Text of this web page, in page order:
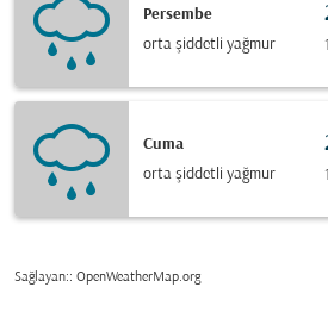
Persembe
orta şiddetli yağmur
Cuma
orta şiddetli yağmur
Sağlayan:: OpenWeatherMap.org